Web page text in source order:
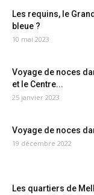
Les requins, le
bleue ?
10 mai 2023
Voyage de noces
et le Centre...
25 janvier 2023
Voyage de noces
19 décembre 2022
Les quartiers de